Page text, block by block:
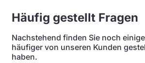
Häufig gestellt Fragen
Nachstehend finden Sie noch
häufiger von unseren Kunden
haben.